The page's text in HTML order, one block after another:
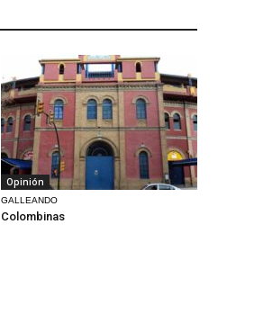
Opinión
GALLEANDO
Colombinas